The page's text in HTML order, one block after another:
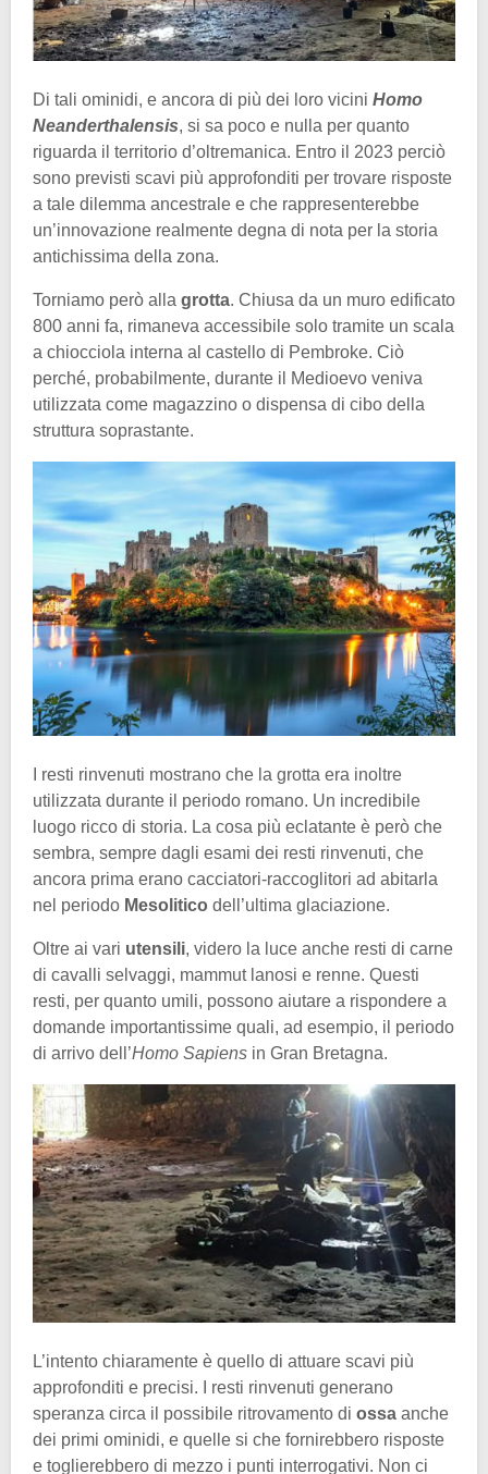
Di tali ominidi, e ancora di più dei loro vicini Homo
Neanderthalensis, si sa poco e nulla per quanto
riguarda il territorio d’oltremanica. Entro il 2023 perciò
sono previsti scavi più approfonditi per trovare risposte
a tale dilemma ancestrale e che rappresenterebbe
un’innovazione realmente degna di nota per la storia
antichissima della zona.
Torniamo però alla grotta. Chiusa da un muro edificato
800 anni fa, rimaneva accessibile solo tramite un scala
a chiocciola interna al castello di Pembroke. Ciò
perché, probabilmente, durante il Medioevo veniva
utilizzata come magazzino o dispensa di cibo della
struttura soprastante.
I resti rinvenuti mostrano che la grotta era inoltre
utilizzata durante il periodo romano. Un incredibile
luogo ricco di storia. La cosa più eclatante è però che
sembra, sempre dagli esami dei resti rinvenuti, che
ancora prima erano cacciatori-raccoglitori ad abitarla
nel periodo Mesolitico dell’ultima glaciazione.
Oltre ai vari utensili, videro la luce anche resti di carne
di cavalli selvaggi, mammut lanosi e renne. Questi
resti, per quanto umili, possono aiutare a rispondere a
domande importantissime quali, ad esempio, il periodo
di arrivo dell’Homo Sapiens in Gran Bretagna.
L’intento chiaramente è quello di attuare scavi più
approfonditi e precisi. I resti rinvenuti generano
speranza circa il possibile ritrovamento di ossa anche
dei primi ominidi, e quelle si che fornirebbero risposte
e toglierebbero di mezzo i punti interrogativi. Non ci